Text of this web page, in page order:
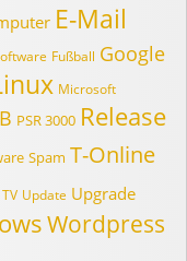
E-Mail
Fußball Google
Microsoft
PSR 3000 Release
Spam T-Online
TV Update Upgrade
Wordpress